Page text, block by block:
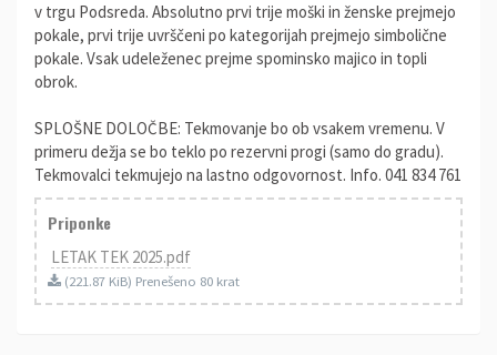
v trgu Podsreda. Absolutno prvi trije moški in ženske prejmejo
pokale, prvi trije uvrščeni po kategorijah prejmejo simbolične
pokale. Vsak udeleženec prejme spominsko majico in topli
obrok.
SPLOŠNE DOLOČBE: Tekmovanje bo ob vsakem vremenu. V
primeru dežja se bo teklo po rezervni progi (samo do gradu).
Tekmovalci tekmujejo na lastno odgovornost. Info. 041 834 761
Priponke
LETAK TEK 2025.pdf
(221.87 KiB) Prenešeno 80 krat